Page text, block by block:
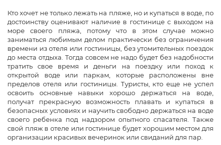
Кто хочет не только лежать на пляже, но и купаться в воде, по
достоинству оценивают наличие в гостинице с выходом на
море своего пляжа, потому что в этом случае можно
заниматься любимым делом практически без ограничения
времени из отеля или гостиницы, без утомительных поездок
до места отдыха. Тогда совсем не надо будет без надобности
тратить свое время и деньги на поездку или поход к
открытой воде или паркам, которые расположены вне
пределов отеля или гостиницы. Туристы, кто еще не успел
освоить основные навыки хорошо держаться на воде,
получат прекрасную возможность плавать и купаться в
безопасных условиях и научить свободно держаться на воде
своего ребенка под надзором опытного спасателя. Также
свой пляж в отеле или гостинице будет хорошим местом для
организации красивых вечеринок или свиданий для пар.